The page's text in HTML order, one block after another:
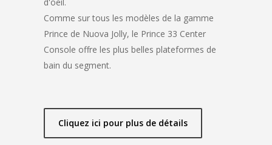
Comme sur tous les modèles de la gamme
Prince de Nuova Jolly, le Prince 33 Center
Console offre les plus belles plateformes de
bain du segment.
Cliquez ici pour plus de détails